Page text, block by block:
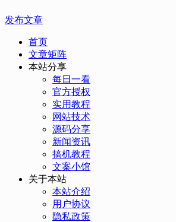
发布文章
首页
文章矩阵
本站分享
每日一看
官方授权
实用教程
网站技术
源码分享
新闻资讯
搞机教程
文案小馆
关于本站
本站介绍
用户协议
隐私政策